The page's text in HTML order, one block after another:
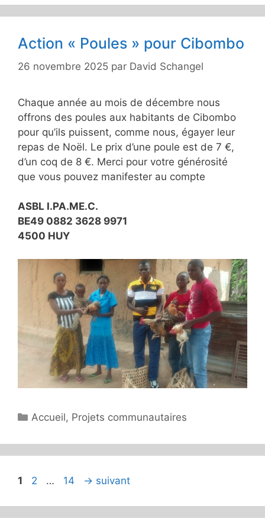
Action « Poules » pour Cibombo
26 novembre 2025 par David Schangel
Chaque année au mois de décembre nous
offrons des poules aux habitants de Cibombo
pour qu’ils puissent, comme nous, égayer leur
repas de Noël. Le prix d’une poule est de 7 €,
d’un coq de 8 €. Merci pour votre générosité
que vous pouvez manifester au compte
ASBL I.PA.ME.C.
BE49 0882 3628 9971
4500 HUY
Catégories
Accueil, Projets communautaires
Page
1 Page
2 … Page
14 → suivant